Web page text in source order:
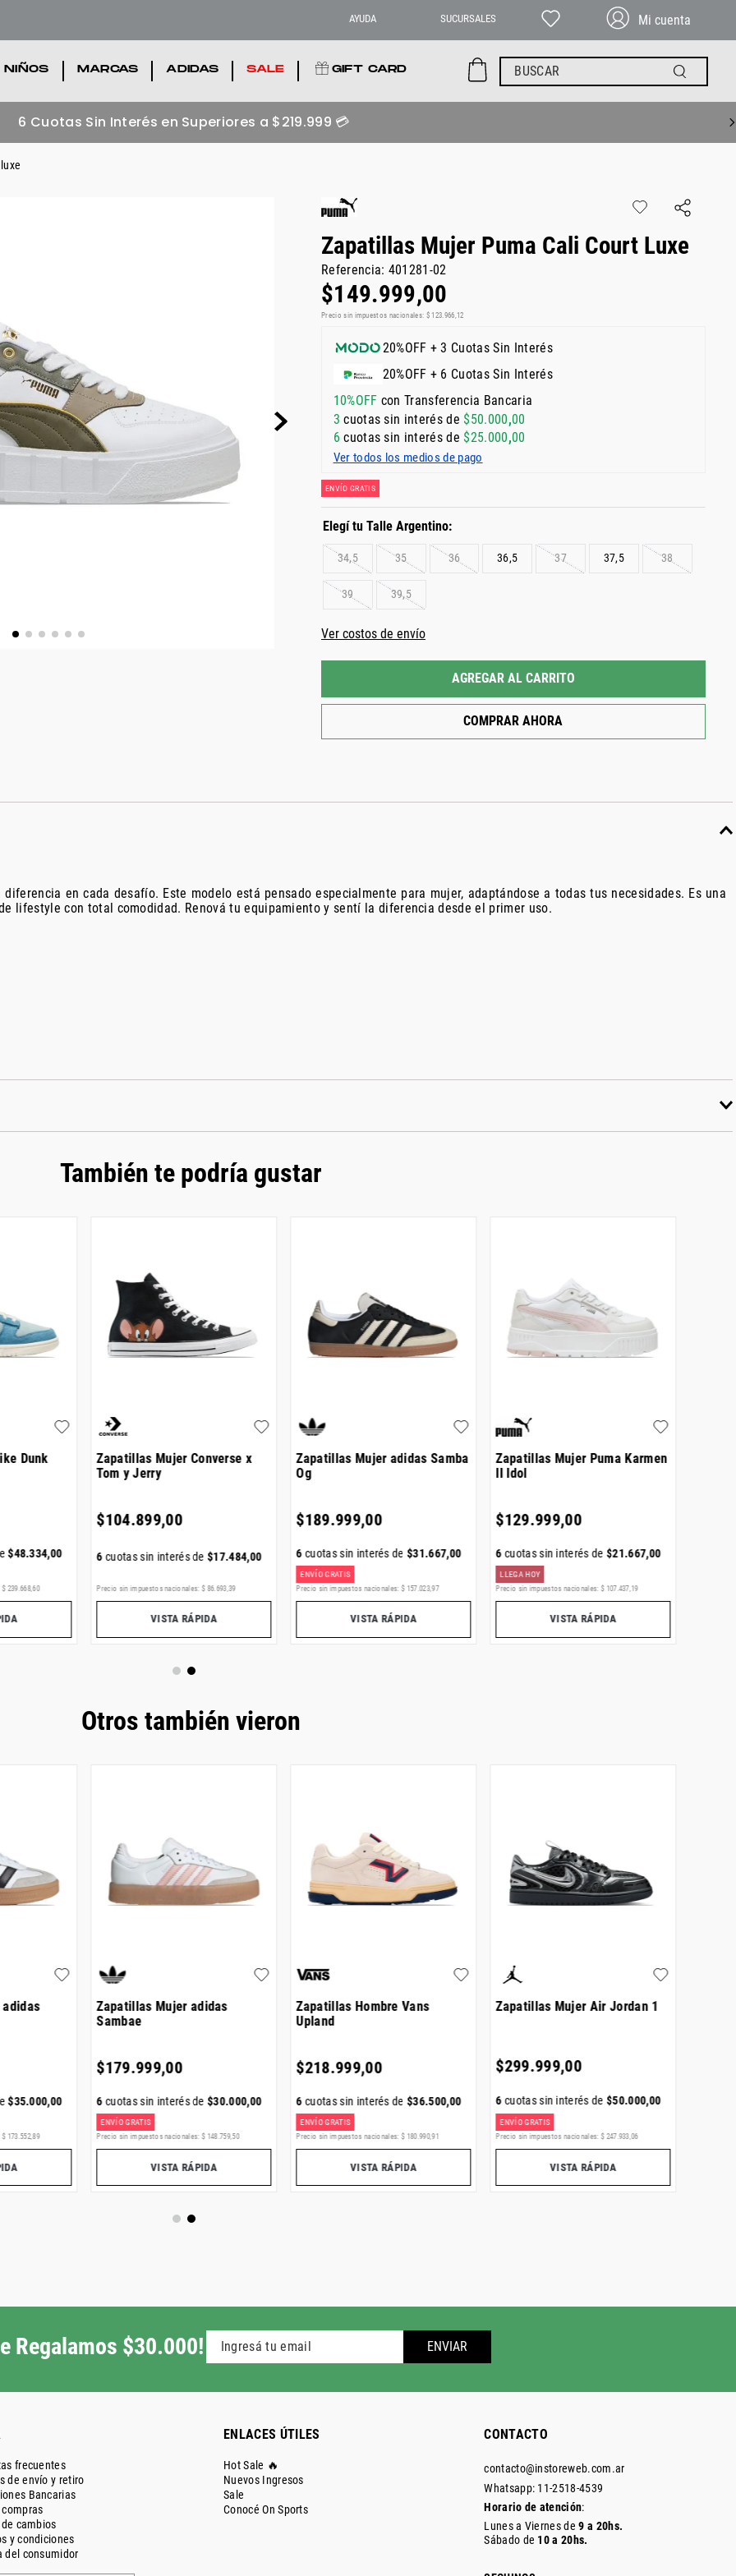
AYUDA SUCURSALES
NIÑOS MARCAS ADIDAS SALE GIFT CARD BUSCAR
6 Cuotas Sin Interés en Superiores a $219.999 💳
Zapatillas Mujer Puma Cali Court Luxe
Referencia: 401281-02
$149.999,00
Precio sin impuestos nacionales: $ 123 966 12
20%OFF + 3 Cuotas Sin Interés
20%OFF + 6 Cuotas Sin Interés
10%OFF con Transferencia Bancaria
3 cuotas sin interés de $50.000,00
6 cuotas sin interés de $25.000,00
Ver todos los medios de pago
ENVÍO GRATIS
34,5 35 36 36,5 37 37,5 38
39 39,5
Ver costos de envío
AGREGAR AL CARRITO
COMPRAR AHORA
en cada desafío. Este modelo está pensado especialmente para mujer, adaptándose a todas tus necesidades. Es una
lifestyle con total comodidad. Renová tu equipamiento y sentí la diferencia desde el primer uso.
También te podría gustar
Dunk
$48.334,00
$ 239 .668,60
Zapatillas Mujer Converse x
Tom y Jerry
$104.899,00
6cuotas sin interés de$17.484,00
Precio sin impuestos nacionales: $ 86. 693 ,39
VISTA RÁPIDA
Zapatillas Mujer adidas Samba
Og
$189.999,00
6cuotas sin interés de$31.667,00
ENVÍO GRATIS
Precio sin impuestos nacionales: $ 157.023 ,97
VISTA RÁPIDA
Zapatillas Mujer Puma Karmen
II Idol
$129.999,00
6cuotas sin interés de$21.667,00
LLEGA HOY
Precio sin impuestos nacionales: $ 107.437 19
VISTA RÁPIDA
Otros también vieron
$35.000,00
$ 173 552,89
Zapatillas Mujer adidas
Sambae
$179.999,00
6cuotas sin interés de$30.000,00
ENVÍO GRATIS
Precio sin impuestos nacionales: $ 148 .759, 50
VISTA RÁPIDA
Zapatillas Hombre Vans
Upland
$218.999,00
6cuotas sin interés de$36.500,00
ENVÍO GRATIS
Precio sin impuestos nacionales: $ 180 .990 ,91
VISTA RÁPIDA
Zapatillas Mujer Air Jordan 1
$299.999,00
6cuotas sin interés de$50.000,00
ENVÍO GRATIS
Precio sin impuestos nacionales: $ 247.933 ,06
VISTA RÁPIDA
Regalamos $30.000! ENVIAR
frecuentes
de envío y retiro
Bancarias
cambios
y condiciones
del consumidor
ENLACES ÚTILES
Hot Sale 🔥
Nuevos Ingresos
Sale
Conocé On Sports
CONTACTO
contacto@instoreweb.com.ar
Whatsapp: 11-2518-4539
Horario de atención:
Lunes a Viernes de9 a 20hs.
Sábado de 10 a 20hs.